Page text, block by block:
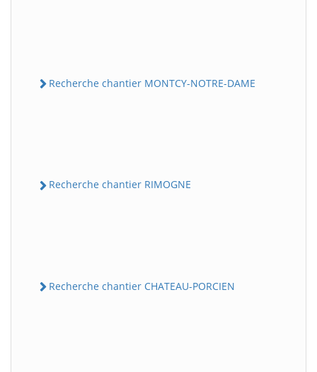
Recherche chantier MONTCY-NOTRE-DAME
Recherche chantier RIMOGNE
Recherche chantier CHATEAU-PORCIEN